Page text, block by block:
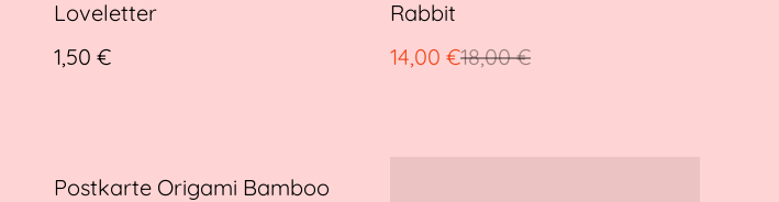
Loveletter
1,50 €
Rabbit
14,00 €18,00 €
Postkarte Origami Bamboo